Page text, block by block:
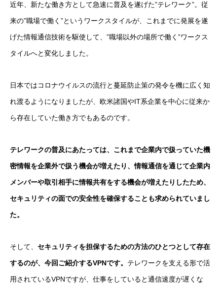
近年、新たな働き方として急速に普及を遂げた”テレワーク”。従
来の”職場で働く”というワークスタイルが、これまでに発展を遂
げた情報通信技術を駆使して、”職場以外の場所で働く”ワークス
タイルへと変化しました。
日本ではコロナウイルスの流行と蔓延防止策の発令を機に広く知
れ渡るようになりましたが、欧米諸国やIT系企業を中心に従来か
ら存在していた働き方でもあるのです。
テレワークの普及にあたっては、これまで企業内で扱っていた機
密情報を企業外で扱う機会が増えたり、情報通信を通じて企業内
メンバーや取引相手に情報共有をする機会が増えたりしたため、
セキュリティの面での安全性を確保することも求められていまし
た。
そして、 セキュリティを担保するための方法のひとつとして存在
するのが、今回ご紹介するVPNです。 テレワークを支える形で活
用されているVPNですが、仕事をしていると通信速度が遅くな